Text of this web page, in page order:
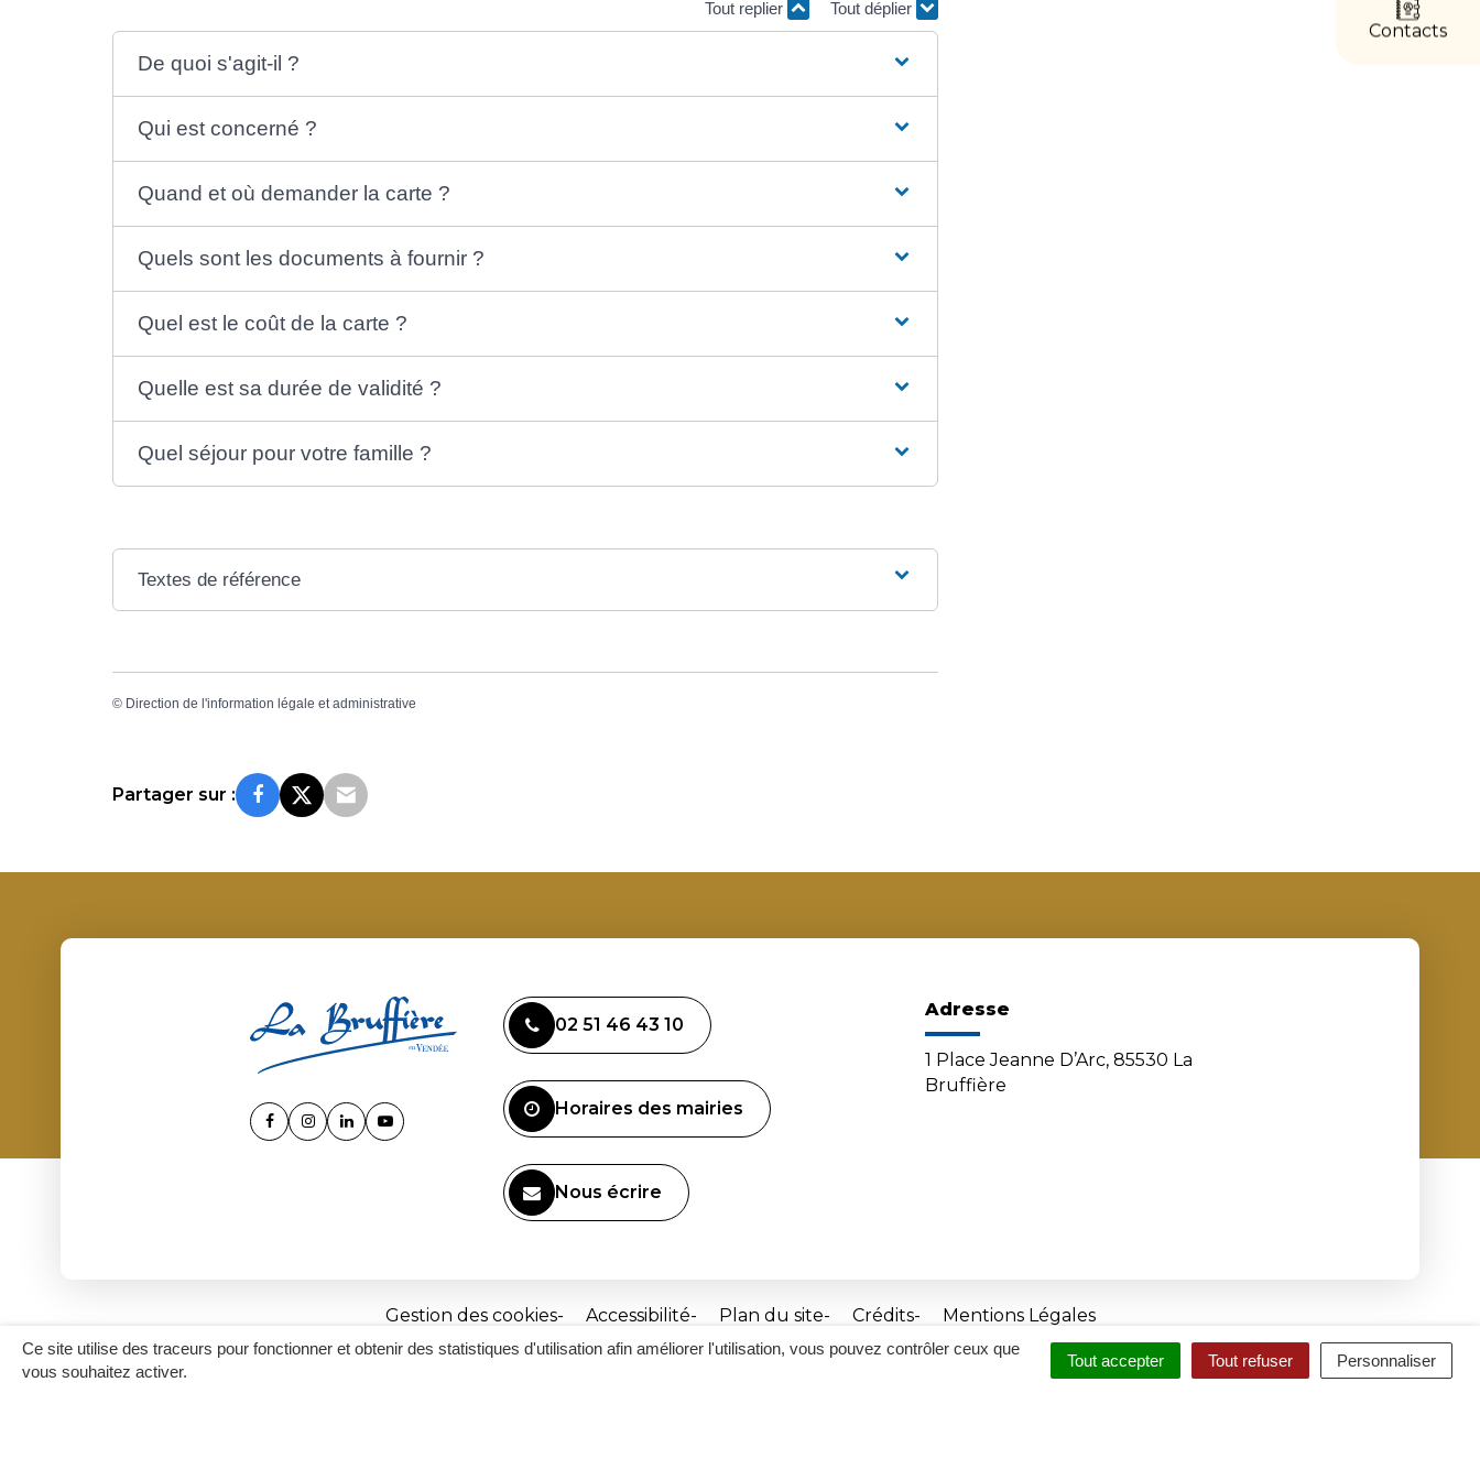
Ce site utilise des traceurs pour fonctionner et obtenir des statistiques d'utilisation afin améliorer l'utilisation, vous pouvez contrôler ceux que
vous souhaitez activer.
Tout accepter Tout refuser Personnaliser
Contacts
Tout replier Tout déplier
De quoi s'agit-il ?
Qui est concerné ?
Quand et où demander la carte ?
Quels sont les documents à fournir ?
Quel est le coût de la carte ?
Quelle est sa durée de validité ?
Quel séjour pour votre famille ?
Textes de référence
© Direction de l'information légale et administrative
Partager sur :
Lien Lien Lien Lien
02 51 46 43 10
Horaires des mairies
Nous écrire
Adresse
1 Place Jeanne D’Arc, 85530 La
Bruffière
Gestion des cookies Accessibilité Plan du site Crédits Mentions Légales